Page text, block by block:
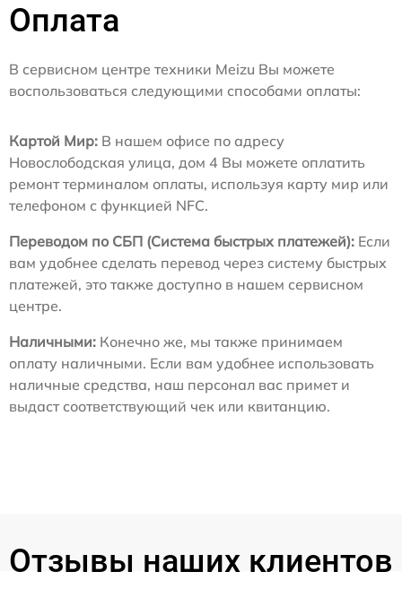
Оплата
В сервисном центре техники Meizu Вы можете
воспользоваться следующими способами оплаты:
Картой Мир: В нашем офисе по адресу
Новослободская улица, дом 4 Вы можете оплатить
ремонт терминалом оплаты, используя карту мир или
телефоном с функцией NFC.
Переводом по СБП (Система быстрых платежей): Если
вам удобнее сделать перевод через систему быстрых
платежей, это также доступно в нашем сервисном
центре.
Наличными: Конечно же, мы также принимаем
оплату наличными. Если вам удобнее использовать
наличные средства, наш персонал вас примет и
выдаст соответствующий чек или квитанцию.
Отзывы наших клиентов